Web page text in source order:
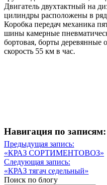
Двигатель двухтактный на
цилиндры расположены в
Коробка передач механика
шины камерные
бортовая, борты деревянные
скорость 55 км в час.
Навигация по записям:
Навигация
по
записям
Предыдущая запись:
Предыдущая
запись
«КРАЗ СОРТИМЕНТОВОЗ»
Следующая запись:
Следующая
запись
«КРАЗ тягач седельный»
Поиск по блогу